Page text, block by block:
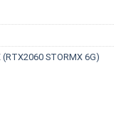
STORMX 6G)